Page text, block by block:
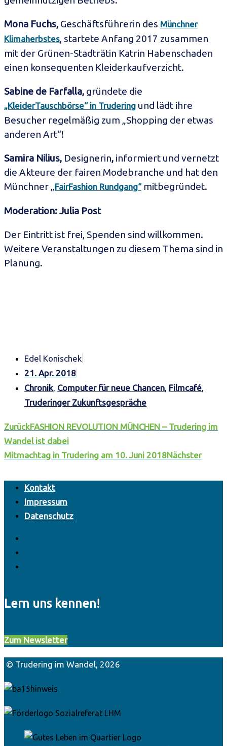
Mona Fuchs, Geschäftsführerin des Münchner
Klimaherbstes, startete Anfang 2017 zusammen
mit der Grünen-Stadträtin Katrin Habenschaden
einen konsequenten Kleiderkaufverzicht.
Sabine de Farfalla, gründete die
„KleiderTauschbörse“ in Trudering und lädt ihre
Besucher regelmäßig zum „Shopping der etwas
anderen Art“!
Samira Nilius, Designerin, informiert und vernetzt
die Akteure der fairen Modebranche und hat den
Münchner „FairFashion Rundgang“mitbegründet.
Moderation: Julia Post
Der Eintritt ist frei, Spenden sind willkommen.
Weitere Veranstaltungen zu diesem Thema sind in
Planung.
Edel Konischek
21. Apr. 2018
Chronik, Computer für neue Chancen, Filmcafé,
Truderinger Zukunftsgespräche
ZurückFASHION REVOLUTION MÜNCHEN – Trudering im
Wandel ist dabei
Mitmachtag in Trudering am 10. Juni 2018Nächster
Kontakt
Impressum
Datenschutz
Lern uns kennen!
Zum Newsletter
© Trudering im Wandel, 2026